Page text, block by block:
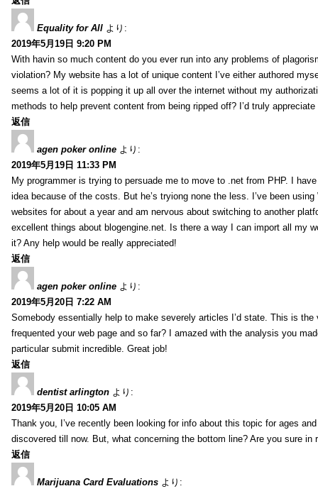
Equality for All より:
2019年5月19日 9:20 PM
With havin so much content do you ever run into any problems of
violation? My website has a lot of unique content I’ve either authored
seems a lot of it is popping it up all over the internet without my
methods to help prevent content from being ripped off? I’d truly appreciate
返信
agen poker online より:
2019年5月19日 11:33 PM
My programmer is trying to persuade me to move to .net from PHP. I
idea because of the costs. But he’s tryiong none the less. I’ve been
websites for about a year and am nervous about switching to another
excellent things about blogengine.net. Is there a way I can import all my
it? Any help would be really appreciated!
返信
agen poker online より:
2019年5月20日 7:22 AM
Somebody essentially help to make severely articles I’d state. This is
frequented your web page and so far? I amazed with the analysis you
particular submit incredible. Great job!
返信
dentist arlington より:
2019年5月20日 10:05 AM
Thank you, I’ve recently been looking for info about this topic for ages
discovered till now. But, what concerning the bottom line? Are you sure in
返信
Marijuana Card Evaluations より: